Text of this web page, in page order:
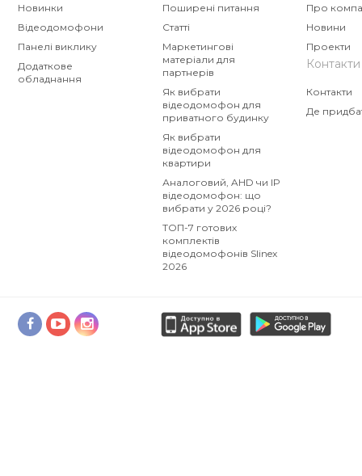
Новинки
Відеодомофони
Панелі виклику
Додаткове
обладнання
Поширені питання
Статті
Маркетингові
матеріали для
партнерів
Як вибрати
відеодомофон для
приватного будинку
Як вибрати
відеодомофон для
квартири
Аналоговий, AHD чи IP
відеодомофон: що
вибрати у 2026 році?
ТОП-7 готових
комплектів
відеодомофонів Slinex
2026
Про
Новини
Проекти
Контакти
Контакти
Де